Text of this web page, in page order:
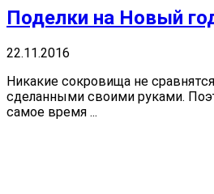
Поделки на Новый
22.11.2016
Никакие сокровища не
сделанными своими руками.
самое время ...